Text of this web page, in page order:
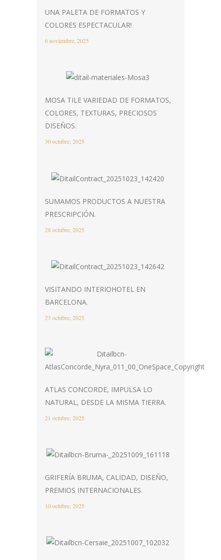
UNA PALETA DE FORMATOS Y
COLORES ESPECTACULAR!
6 noviembre, 2025
MOSA TILE VARIEDAD DE FORMATOS,
COLORES, TEXTURAS, PRECIOSOS
DISEÑOS.
30 octubre, 2025
SUMAMOS PRODUCTOS A NUESTRA
PRESCRIPCIÓN.
28 octubre, 2025
VISITANDO INTERIOHOTEL EN
BARCELONA.
23 octubre, 2025
ATLAS CONCORDE, IMPULSA LO
NATURAL, DESDE LA MISMA TIERRA.
21 octubre, 2025
GRIFERÍA BRUMA, CALIDAD, DISEÑO,
PREMIOS INTERNACIONALES.
10 octubre, 2025